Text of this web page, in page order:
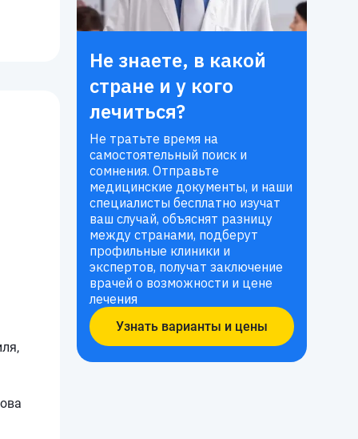
Не знаете, в какой
стране и у кого
лечиться?
Не тратьте время на
самостоятельный поиск и
сомнения. Отправьте
медицинские документы, и наши
специалисты бесплатно изучат
ваш случай, объяснят разницу
между странами, подберут
профильные клиники и
экспертов, получат заключение
врачей о возможности и цене
лечения
Узнать варианты и цены